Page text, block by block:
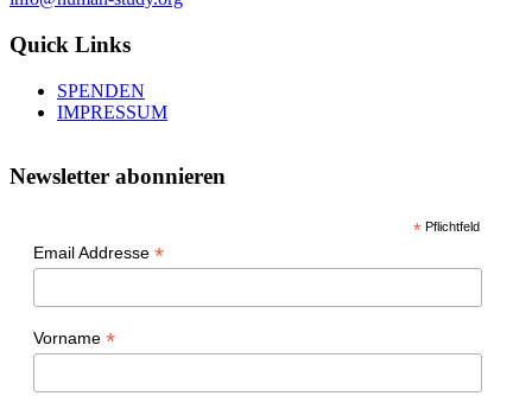
Quick Links
SPENDEN
IMPRESSUM
Newsletter abonnieren
* Pflichtfeld
Email Addresse *
Vorname *